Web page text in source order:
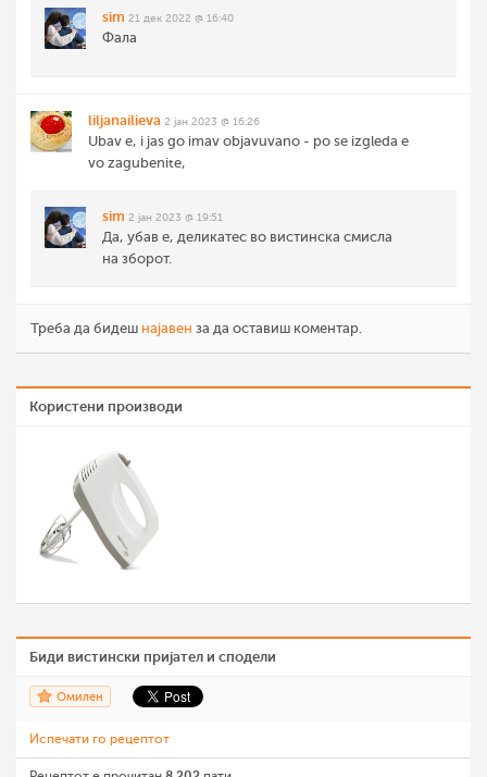
sim 21 дек 2022 @ 16:40
Фала
liljanailieva 2 јан 2023 @ 16:26
Ubav e, i jas go imav objavuvano - po se izgleda e
vo zagubenite,
sim 2 јан 2023 @ 19:51
Да, убав е, деликатес во вистинска смисла
на зборот.
Треба да бидеш најавен за да оставиш коментар.
Користени производи
Биди вистински пријател и сподели
Омилен
Испечати го рецептот